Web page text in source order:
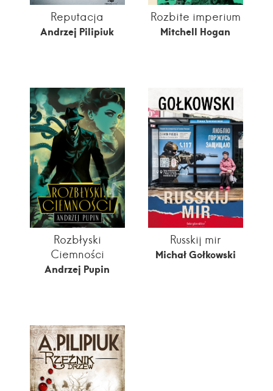
Reputacja
Andrzej Pilipiuk
Rozbite imperium
Mitchell Hogan
Rozbłyski
Ciemności
Andrzej Pupin
Russkij mir
Michał Gołkowski